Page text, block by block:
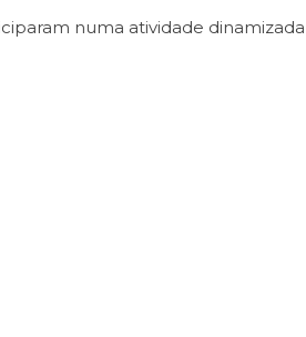
numa atividade